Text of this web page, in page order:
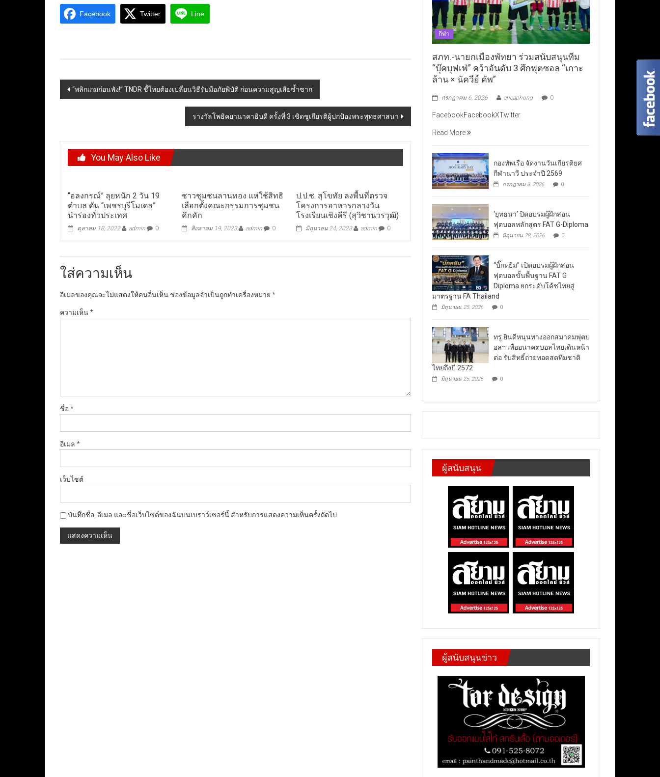
Facebook Twitter Line
Post
“พลิกเกมก่อนพัง!” TNDR ชี้ไทยต้องเปลี่ยนวิธีรับมือภัยพิบัติ ก่อนความสูญเสียซ้ำซาก
รางวัลโพธิคยานาคาธิบดี ครั้งที่ 3 เชิดชูเกียรติผู้ปกป้องพระพุทธศาสนา
You May Also Like
“อลงกรณ์” ลุยหนัก 2 วัน 19
ตำบล ดัน “เพชรบุรีโมเดล”
นำร่องทั่วประเทศ
ตุลาคม 18, 2022 admin 0
ชาวชุมชนลานทอง แห่ใช้สิทธิ
เลือกตั้งคณะกรรมการชุมชน
คึกคัก
สิงหาคม 19, 2023 admin 0
ป.ป.ช. สุโขทัย ลงพื้นที่ตรวจ
โครงการอาหารกลางวัน
โรงเรียนเชิงคีรี (สุวิชานวรวุฒิ)
มิถุนายน 24, 2023 admin 0
ใส่ความเห็น
อีเมลของคุณจะไม่แสดงให้คนอื่นเห็น ช่องข้อมูลจำเป็นถูกทำเครื่องหมาย *
ความเห็น*
ชื่อ*
อีเมล *
เว็บไซต์
บันทึกชื่อ, อีเมล และชื่อเว็บไซต์ของฉันบนเบราว์เซอร์นี้ สำหรับการแสดงความเห็นครั้งถัดไป
กีฬา
สภท.-นายกเมืองพัทยา ร่วมสนับสนุนทีม
“บุ๊คบุฟเฟ่” คว้าอันดับ 3 ศึกฟุตซอล “เกาะ
ล้าน × นัควีย์ คัพ”
กรกฎาคม 6, 2026 aneaphong 0
FacebookFacebookXTwitter
Read More
กองทัพเรือ จัดงานวันเกียรติยศ
กีฬานาวี ประจำปี 2569
กรกฎาคม 3, 2026 0
‘ยุทธนา’ ปิดอบรมผู้ฝึกสอน
ฟุตบอลหลักสูตร FAT G-Diploma
มิถุนายน 28, 2026 0
“บิ๊กหยิม” เปิดอบรมผู้ฝึกสอน
ฟุตบอลขั้นพื้นฐาน FAT G
Diploma ยกระดับโค้ชไทยสู่
มาตรฐาน FA Thailand
มิถุนายน 25, 2026 0
ทรู ยินดีหนุนทางออกสมาคมฟุตบ
อลฯ เพื่ออนาคตบอลไทยเดินหน้า
ต่อ รับสิทธิ์ถ่ายทอดสดทีมชาติ
ไทยถึงปี 2572
มิถุนายน 25, 2026 0
ผู้สนับสนุน
ผู้สนับสนุนข่าว